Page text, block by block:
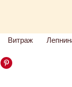
Витраж